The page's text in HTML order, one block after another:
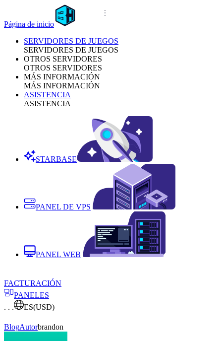
Página de inicio
SERVIDORES DE JUEGOS
SERVIDORES DE JUEGOS
OTROS SERVIDORES
OTROS SERVIDORES
MÁS INFORMACIÓN
MÁS INFORMACIÓN
ASISTENCIA
ASISTENCIA
STARBASE
PANEL DE VPS
PANEL WEB
FACTURACIÓN
PANELES
. . .
ES(USD)
BlogAutorbrandon